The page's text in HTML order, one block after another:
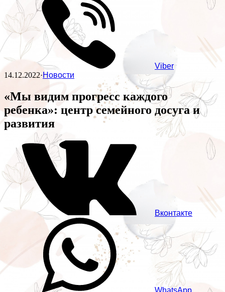
Viber
14.12.2022·Новости
«Мы видим прогресс каждого
ребенка»: центр семейного досуга и
развития
Вконтакте